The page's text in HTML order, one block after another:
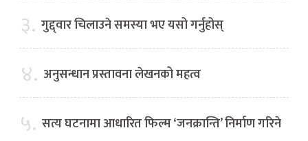
३. गुद्द्वार चिलाउने समस्या भए यसो गर्नुहोस्
४. अनुसन्धान प्रस्तावना लेखनको महत्व
५. सत्य घटनामा आधारित फिल्म ‘जनक्रान्ति’ निर्माण गरिने